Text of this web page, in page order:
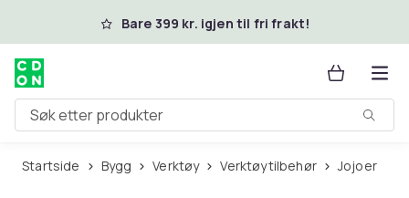
Hopp til hovedinnholdBare 399 kr. igjen til fri frakt!
Søk etter produkter
Startside Bygg Verktøy Verktøytilbehør Jojoer